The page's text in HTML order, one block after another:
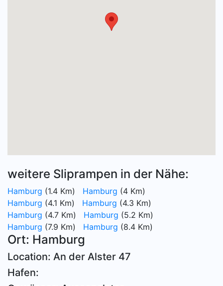
weitere Sliprampen in der Nähe:
Hamburg (1.4 Km) Hamburg (4 Km)
Hamburg (4.1 Km) Hamburg (4.3 Km)
Hamburg (4.7 Km) Hamburg (5.2 Km)
Hamburg (7.9 Km) Hamburg (8.4 Km)
Ort: Hamburg
Location: An der Alster 47
Hafen: